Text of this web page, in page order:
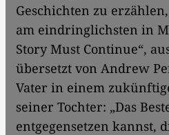
Geschichten zu
am eindringlichsten in
Story Must Continue“,
übersetzt von Andrew
Vater in einem
seiner Tochter: „Das
entgegensetzen kannst,